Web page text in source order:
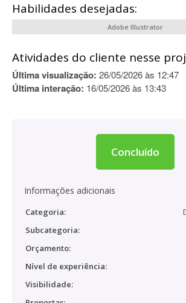
Habilidades desejadas:
Adobe Illustrator
Atividades do cliente nesse
Última visualização: 26/05/2026 às 12:47
Última interação: 16/05/2026 às 13:43
Concluído
Informações adicionais
Categoria:
Subcategoria:
Orçamento:
Nível de experiência:
Visibilidade: